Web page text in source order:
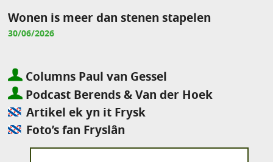
Wonen is meer dan stenen stapelen
30/06/2026
Columns Paul van Gessel
Podcast Berends & Van der Hoek
Artikel ek yn it Frysk
Foto’s fan Fryslân